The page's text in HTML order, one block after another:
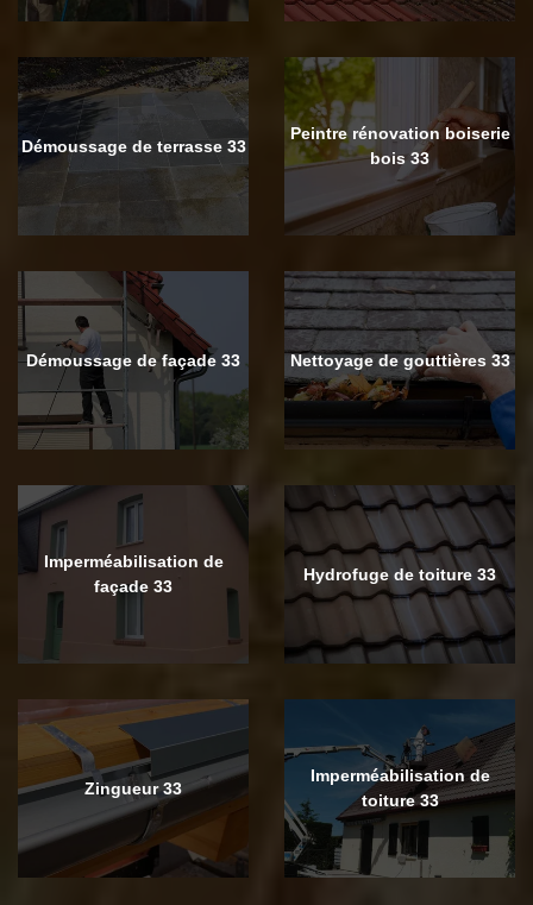
Démoussage de terrasse 33
Peintre rénovation boiserie
bois 33
Démoussage de façade 33 Nettoyage de gouttières 33
Imperméabilisation de
façade 33
Hydrofuge de toiture 33
Zingueur 33
Imperméabilisation de
toiture 33